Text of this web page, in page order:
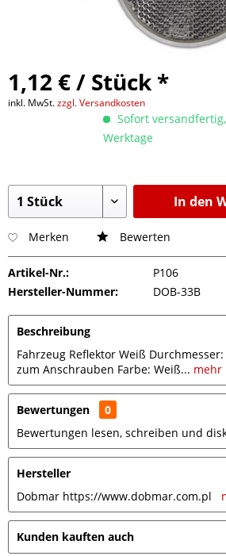
1,12 € / Stück *
inkl. MwSt.zzgl. Versandkosten
Sofort
Werktage
In den
Merken Bewerten
Artikel-Nr.:
P106
Hersteller-Nummer:
DOB-33B
Beschreibung
Fahrzeug Reflektor Weiß
zum Anschrauben Farbe: Weiß... mehr
Bewertungen
0
Bewertungen lesen, schreiben und
Hersteller
Dobmar https://www.dobmar.com.pl
Kunden kauften auch